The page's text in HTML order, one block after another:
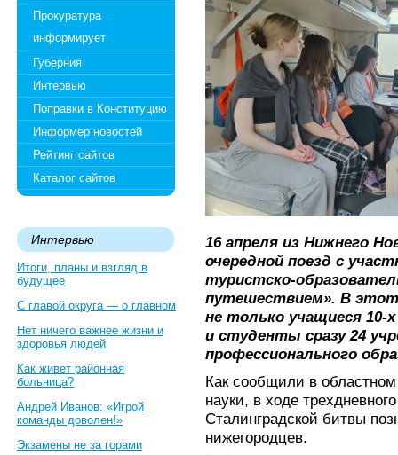
Прокуратура
информирует
Губерния
Интервью
Поправки в Конституцию
Информер новостей
Рейтинг сайтов
Каталог сайтов
Интервью
Итоги, планы и взгляд в
будущее
С главой округа — о главном
Нет ничего важнее жизни и
здоровья людей
Как живет районная
больница?
Андрей Иванов: «Игрой
команды доволен!»
Экзамены не за горами
16 апреля из Нижнего
очередной поезд с
туристско-
путешествием». В этот
не только учащиеся 10-
и студенты сразу 24
профессионального
Как сообщили в
науки, в ходе
Сталинградской битвы
нижегородцев.